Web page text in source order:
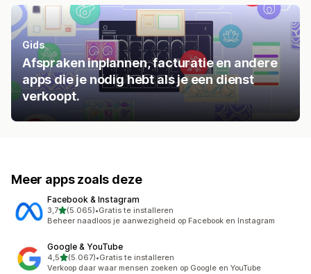
Gids
Afspraken inplannen, facturatie en andere
apps die je nodig hebt als je een dienst
verkoopt.
Meer apps zoals deze
Facebook & Instagram
3,7van 5 sterren
(5.065)
5065 recensies in totaal
•Gratis te installeren
Beheer naadloos je aanwezigheid op Facebook en Instagram
Google & YouTube
4,5van 5 sterren
(5.067)
5067 recensies in totaal
•Gratis te installeren
Verkoop daar waar mensen zoeken op Google en YouTube